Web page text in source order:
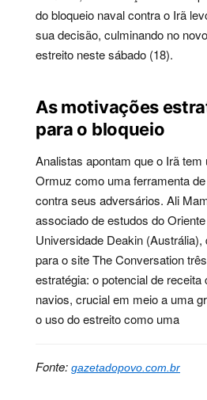
do bloqueio naval contra o Irã
sua decisão, culminando no
estreito neste sábado (18).
As motivações
para o bloqueio
Analistas apontam que o Irã
Ormuz como uma ferramenta
contra seus adversários. Ali
associado de estudos do
Universidade Deakin
para o site The Conversation
estratégia: o potencial de
navios, crucial em meio a uma
o uso do estreito como uma
Fonte: gazetadopovo.com.br